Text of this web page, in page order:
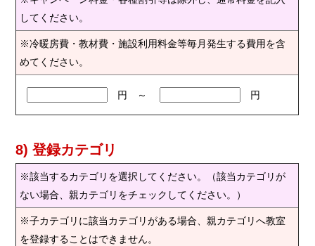
してください。
※冷暖房費・教材費・施設利用料金等毎月発生する費用を含
めてください。
円 ～ 円
8) 登録カテゴリ
※該当するカテゴリを選択してください。（該当カテゴリが
ない場合、親カテゴリをチェックしてください。）
※子カテゴリに該当カテゴリがある場合、親カテゴリへ教室
を登録することはできません。